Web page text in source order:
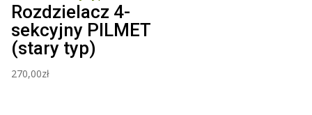
Rozdzielacz 4-
sekcyjny PILMET
(stary typ)
270,00zł